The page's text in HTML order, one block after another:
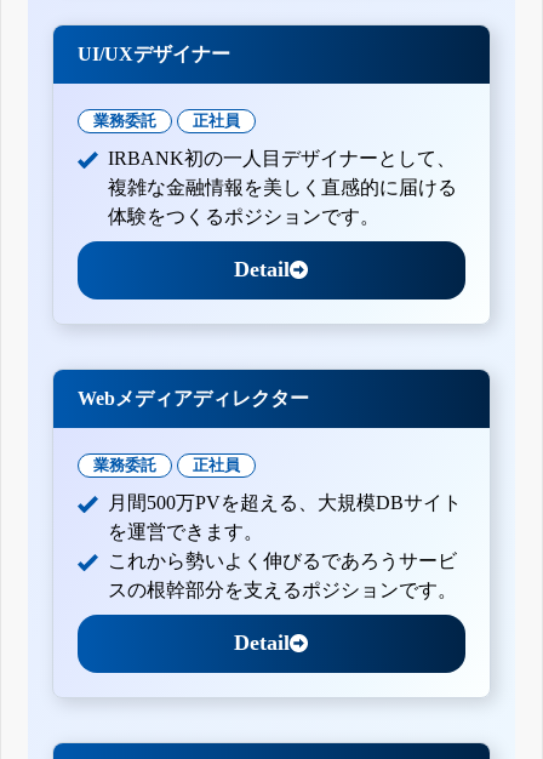
UI/UXデザイナー
業務委託 正社員
IRBANK初の一人目デザイナーとして、
複雑な金融情報を美しく直感的に届ける
体験をつくるポジションです。
Detail
Webメディアディレクター
業務委託 正社員
月間500万PVを超える、大規模DBサイト
を運営できます。
これから勢いよく伸びるであろうサービ
スの根幹部分を支えるポジションです。
Detail